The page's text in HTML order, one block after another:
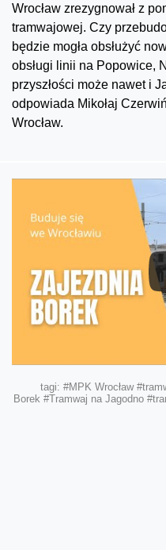
Wrocław zrezygnował z
tramwajowej. Czy
będzie mogła obsłużyć
obsługi linii na Popowice,
przyszłości może nawet i
odpowiada Mikołaj
Wrocław.
tagi: #MPK Wrocław
Borek #Tramwaj na Jagodno